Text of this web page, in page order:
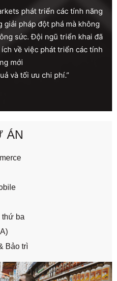
phát triển các tính năng
giải pháp đột phá mà không
sức. Đội ngũ triển khai đã
về việc phát triển các tính
mới
và tối ưu chi phí.”
ÁN
thứ ba
Bảo trì